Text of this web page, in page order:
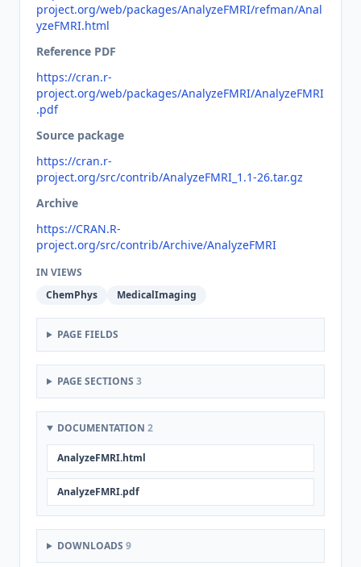
project.org/web/packages/AnalyzeFMRI/refman/Anal
yzeFMRI.html
Reference PDF
https://cran.r-
project.org/web/packages/AnalyzeFMRI/AnalyzeFMRI
.pdf
Source package
https://cran.r-
project.org/src/contrib/AnalyzeFMRI_1.1-26.tar.gz
Archive
https://CRAN.R-
project.org/src/contrib/Archive/AnalyzeFMRI
IN VIEWS
ChemPhys
MedicalImaging
PAGE FIELDS
PAGE SECTIONS 3
DOCUMENTATION 2
AnalyzeFMRI.html
AnalyzeFMRI.pdf
DOWNLOADS 9